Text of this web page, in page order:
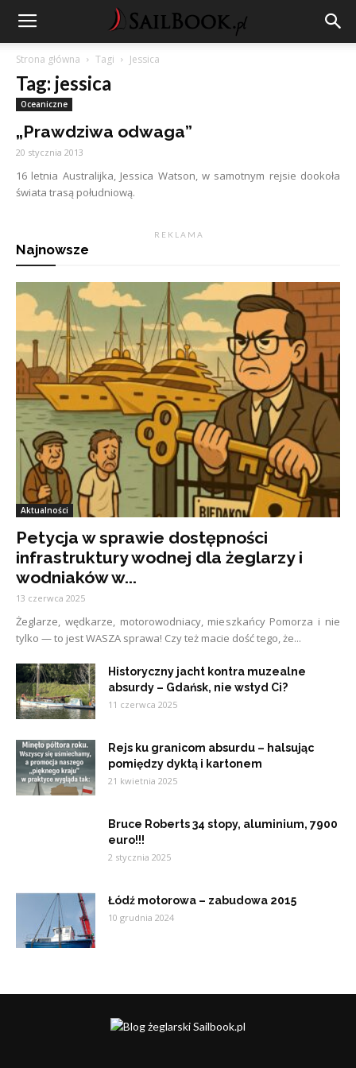
Strona główna Tagi Jessica
Tag: jessica
Oceaniczne
„Prawdziwa odwaga”
20 stycznia 2013
16 letnia Australijka, Jessica Watson, w samotnym rejsie dookoła
świata trasą południową.
R E K L A M A
Najnowsze
Aktualności
Petycja w sprawie dostępności
infrastruktury wodnej dla żeglarzy i
wodniaków w...
13 czerwca 2025
Żeglarze, wędkarze, motorowodniacy, mieszkańcy Pomorza i nie
tylko — to jest WASZA sprawa! Czy też macie dość tego, że...
Historyczny jacht kontra muzealne
absurdy – Gdańsk, nie wstyd Ci?
11 czerwca 2025
Rejs ku granicom absurdu – halsując
pomiędzy dyktą i kartonem
21 kwietnia 2025
Bruce Roberts 34 stopy, aluminium, 7900
euro!!!
2 stycznia 2025
Łódź motorowa – zabudowa 2015
10 grudnia 2024